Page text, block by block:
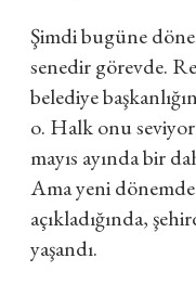
Şimdi bugüne
senedir görevde.
belediye
o. Halk onu
mayıs ayında bir
Ama yeni
açıkladığında,
yaşandı.